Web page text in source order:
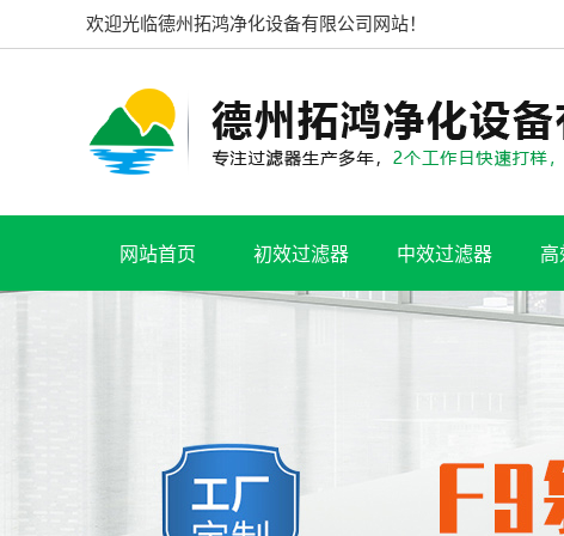
欢迎光临德州拓鸿净化设备有限公司网站！
网站首页 初效过滤器 中效过滤器 高